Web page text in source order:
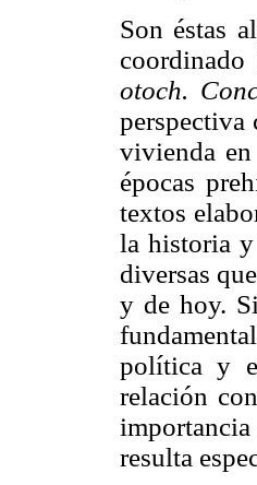
Son éstas
otoch.
perspectiva
vivienda
épocas
textos
la historia y
diversas
y de hoy.
política y
relación
resulta